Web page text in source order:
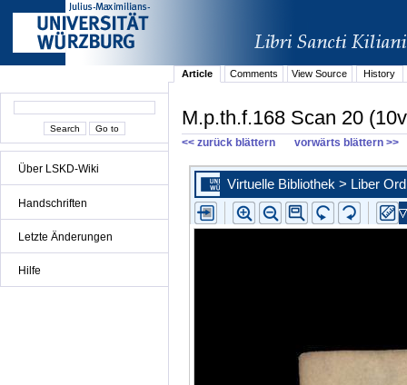
Über LSKD-Wiki
Handschriften
Letzte Änderungen
Hilfe
Article Comments View Source History
M.p.th.f.168 Scan 20
<< zurück blättern vorwärts blättern >>